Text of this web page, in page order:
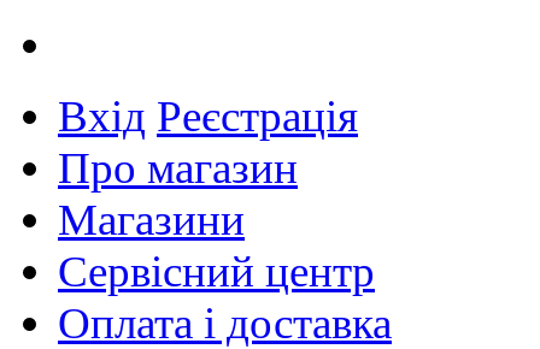
Вхід Реєстрація
Про магазин
Магазини
Сервісний центр
Оплата і доставка